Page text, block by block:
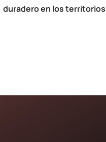
duradero en los